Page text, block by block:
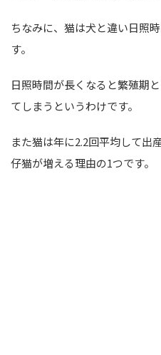
ちなみに、猫は犬と違い日照
す。
日照時間が長くなると繁殖期
てしまうというわけです。
また猫は年に2.2回平均して出
仔猫が増える理由の1つです。